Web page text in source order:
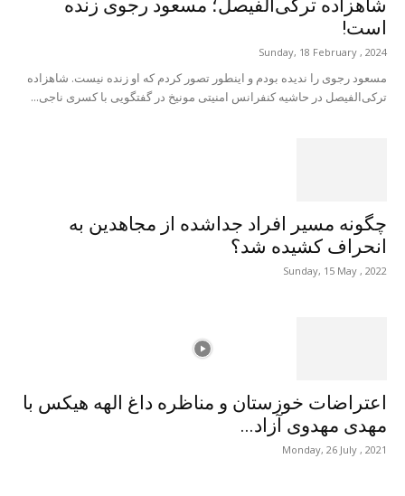
شاهزاده ترکی‌الفیصل؛ مسعود رجوی زنده
است!
Sunday, 18 February , 2024
مسعود رجوی را ندیده بودم و اینطور تصور کردم که او زنده نیست. شاهزاده
ترکی‌الفیصل در حاشیه کنفرانس امنیتی مونیخ در گفتگویی با کسری ناجی...
چگونه مسیر افراد جداشده از مجاهدین به
انحراف کشیده شد؟
Sunday, 15 May , 2022
اعتراضات خوزستان و مناظره داغ الهه هیکس با
مهدی مهدوی آزاد...
Monday, 26 July , 2021